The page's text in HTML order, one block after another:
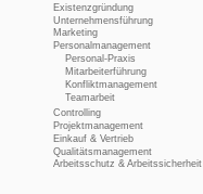
Existenzgründung
Unternehmensführung
Marketing
Personalmanagement
Personal-Praxis
Mitarbeiterführung
Konfliktmanagement
Teamarbeit
Controlling
Projektmanagement
Einkauf & Vertrieb
Qualitätsmanagement
Arbeitsschutz & Arbeitssicherheit